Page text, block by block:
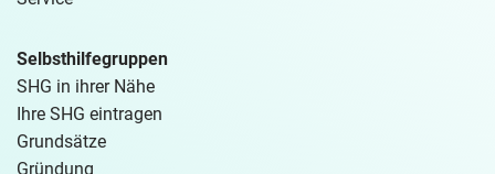
Selbsthilfegruppen
SHG in ihrer Nähe
Ihre SHG eintragen
Grundsätze
Gründung